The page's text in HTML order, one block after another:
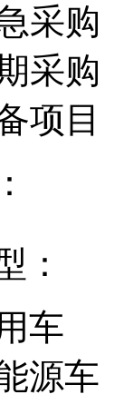
采购
采购
项目
：
车
源车